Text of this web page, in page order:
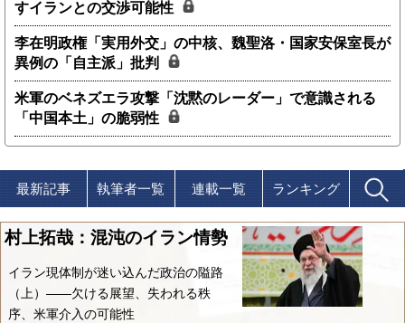
すイランとの交渉可能性
李在明政権「実用外交」の中核、魏聖洛・国家安保室長が
異例の「自主派」批判
米軍のベネズエラ攻撃「沈黙のレーダー」で意識される
「中国本土」の脆弱性
最新記事 執筆者一覧 連載一覧 ランキング
村上拓哉：混沌のイラン情勢
イラン現体制が迷い込んだ政治の隘路
（上）――欠ける展望、失われる秩
序、米軍介入の可能性